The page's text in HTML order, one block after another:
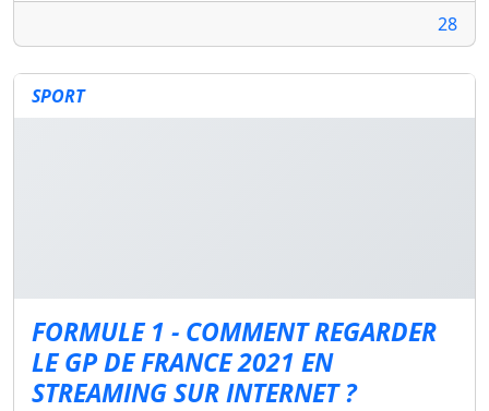
28
SPORT
FORMULE 1 - COMMENT REGARDER
LE GP DE FRANCE 2021 EN
STREAMING SUR INTERNET ?